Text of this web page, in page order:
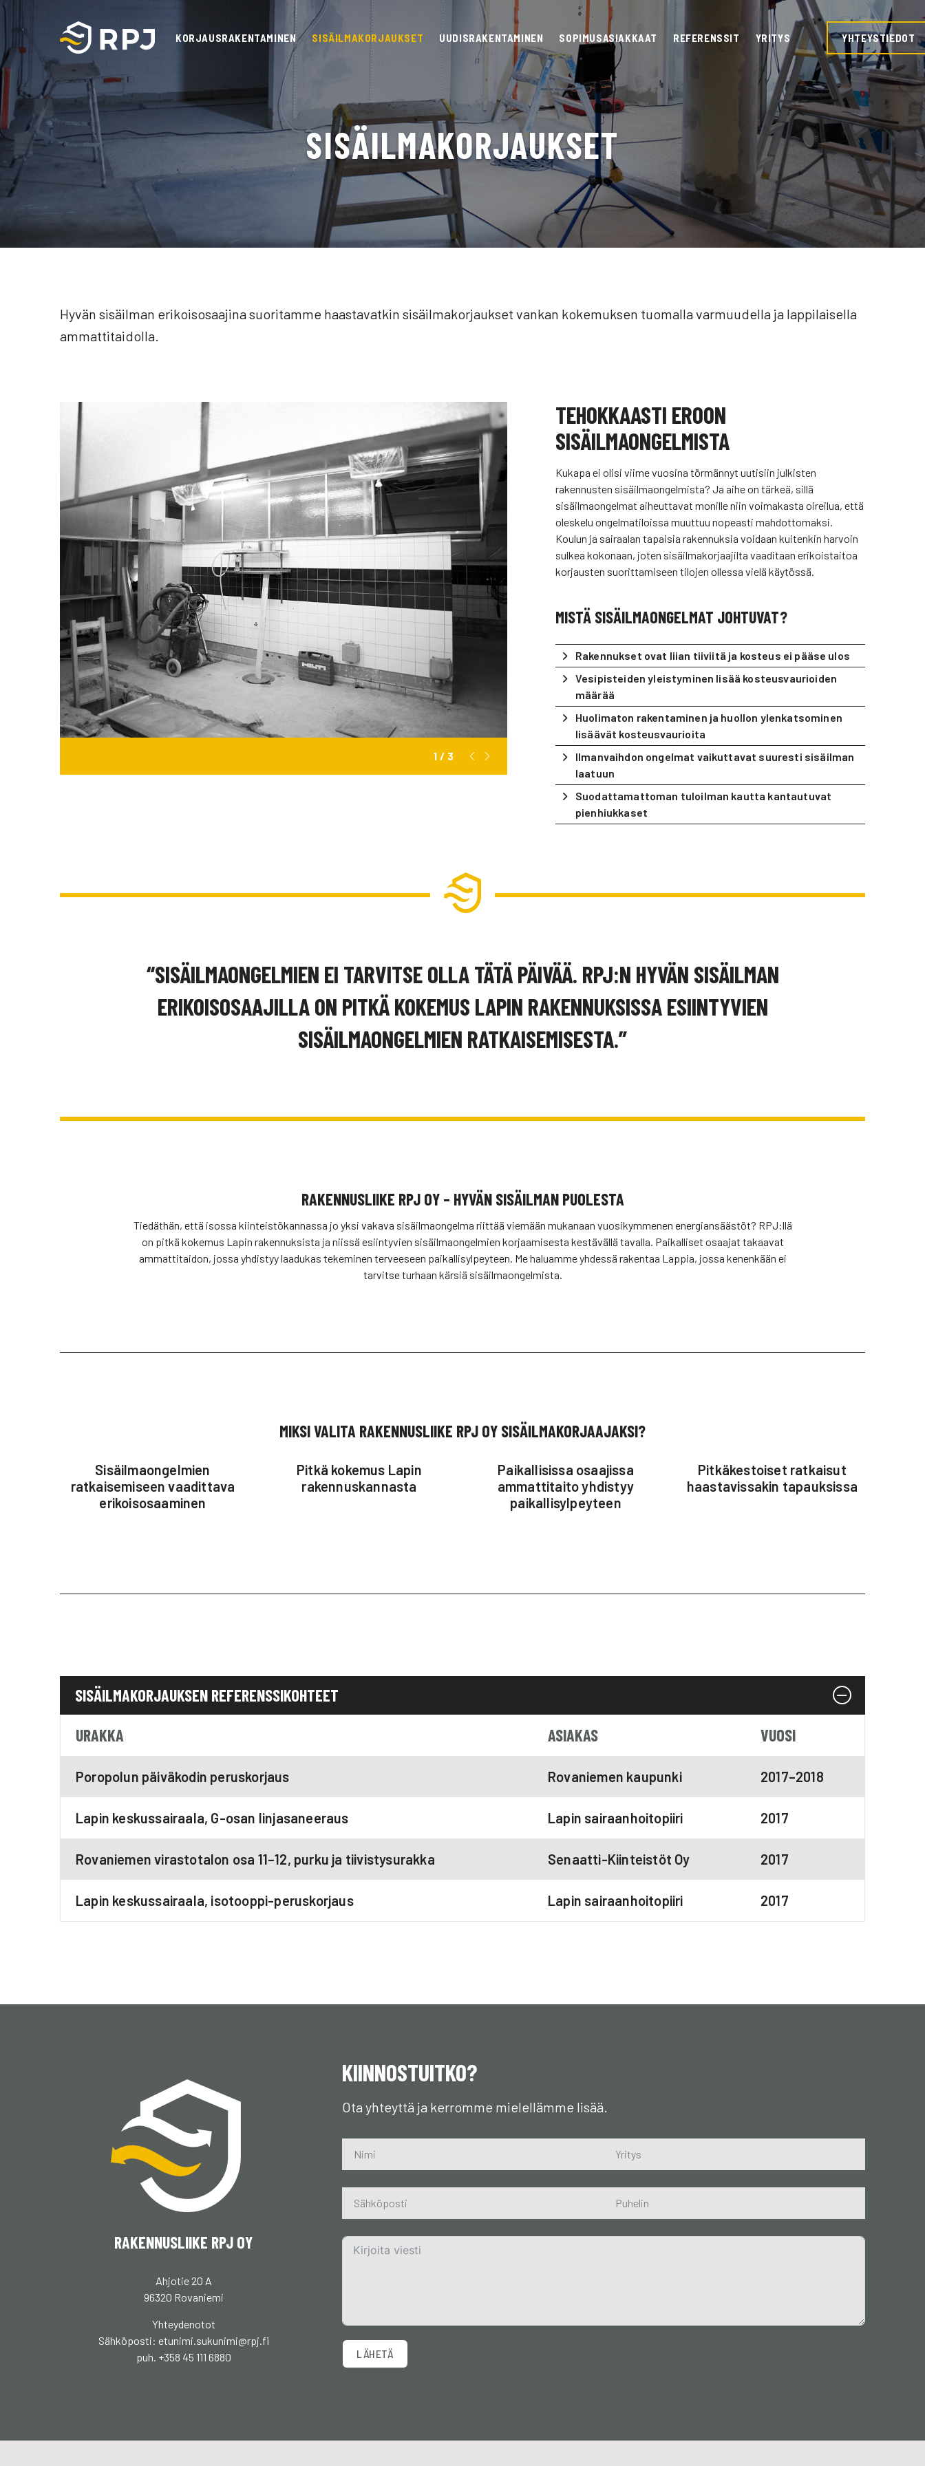
Siirry sisältöön
KORJAUSRAKENTAMINEN SISÄILMAKORJAUKSET UUDISRAKENTAMINEN SOPIMUSASIAKKAAT REFERENSSIT YRITYS YHTEYSTIEDOT
SISÄILMAKORJAUKSET
Hyvän sisäilman erikoisosaajina suoritamme haastavatkin sisäilmakorjaukset vankan kokemuksen tuomalla varmuudella ja lappilaisella
ammattitaidolla.
1 / 3
TEHOKKAASTI EROON
SISÄILMAONGELMISTA
Kukapa ei olisi viime vuosina törmännyt uutisiin julkisten
rakennusten sisäilmaongelmista? Ja aihe on tärkeä, sillä
sisäilmaongelmat aiheuttavat monille niin voimakasta oireilua, että
oleskelu ongelmatiloissa muuttuu nopeasti mahdottomaksi.
Koulun ja sairaalan tapaisia rakennuksia voidaan kuitenkin harvoin
sulkea kokonaan, joten sisäilmakorjaajilta vaaditaan erikoistaitoa
korjausten suorittamiseen tilojen ollessa vielä käytössä.
MISTÄ SISÄILMAONGELMAT JOHTUVAT?
Rakennukset ovat liian tiiviitä ja kosteus ei pääse ulos
Vesipisteiden yleistyminen lisää kosteusvaurioiden
määrää
Huolimaton rakentaminen ja huollon ylenkatsominen
lisäävät kosteusvaurioita
Ilmanvaihdon ongelmat vaikuttavat suuresti sisäilman
laatuun
Suodattamattoman tuloilman kautta kantautuvat
pienhiukkaset
“SISÄILMAONGELMIEN EI TARVITSE OLLA TÄTÄ PÄIVÄÄ. RPJ:N HYVÄN SISÄILMAN
ERIKOISOSAAJILLA ON PITKÄ KOKEMUS LAPIN RAKENNUKSISSA ESIINTYVIEN
SISÄILMAONGELMIEN RATKAISEMISESTA.”
RAKENNUSLIIKE RPJ OY – HYVÄN SISÄILMAN PUOLESTA
Tiedäthän, että isossa kiinteistökannassa jo yksi vakava sisäilmaongelma riittää viemään mukanaan vuosikymmenen energiansäästöt? RPJ:llä
on pitkä kokemus Lapin rakennuksista ja niissä esiintyvien sisäilmaongelmien korjaamisesta kestävällä tavalla. Paikalliset osaajat takaavat
ammattitaidon, jossa yhdistyy laadukas tekeminen terveeseen paikallisylpeyteen. Me haluamme yhdessä rakentaa Lappia, jossa kenenkään ei
tarvitse turhaan kärsiä sisäilmaongelmista.
MIKSI VALITA RAKENNUSLIIKE RPJ OY SISÄILMAKORJAAJAKSI?
Sisäilmaongelmien
ratkaisemiseen vaadittava
erikoisosaaminen
Pitkä kokemus Lapin
rakennuskannasta
Paikallisissa osaajissa
ammattitaito yhdistyy
paikallisylpeyteen
Pitkäkestoiset ratkaisut
haastavissakin tapauksissa
SISÄILMAKORJAUKSEN REFERENSSIKOHTEET
URAKKA ASIAKAS VUOSI
Poropolun päiväkodin peruskorjaus Rovaniemen kaupunki 2017–2018
Lapin keskussairaala, G-osan linjasaneeraus Lapin sairaanhoitopiiri 2017
Rovaniemen virastotalon osa 11–12, purku ja tiivistysurakka Senaatti-Kiinteistöt Oy 2017
Lapin keskussairaala, isotooppi-peruskorjaus Lapin sairaanhoitopiiri 2017
RAKENNUSLIIKE RPJ OY
Ahjotie 20 A
96320 Rovaniemi
Yhteydenotot
Sähköposti: etunimi.sukunimi@rpj.fi
puh. +358 45 111 6880
KIINNOSTUITKO?
Ota yhteyttä ja kerromme mielellämme lisää.
LÄHETÄ